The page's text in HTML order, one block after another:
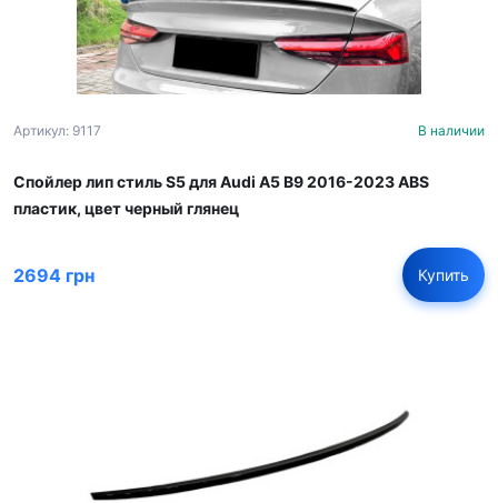
Артикул: 9117 В наличии
Спойлер лип стиль S5 для Audi A5 B9 2016-2023 ABS
пластик, цвет черный глянец
2694 грн Купить